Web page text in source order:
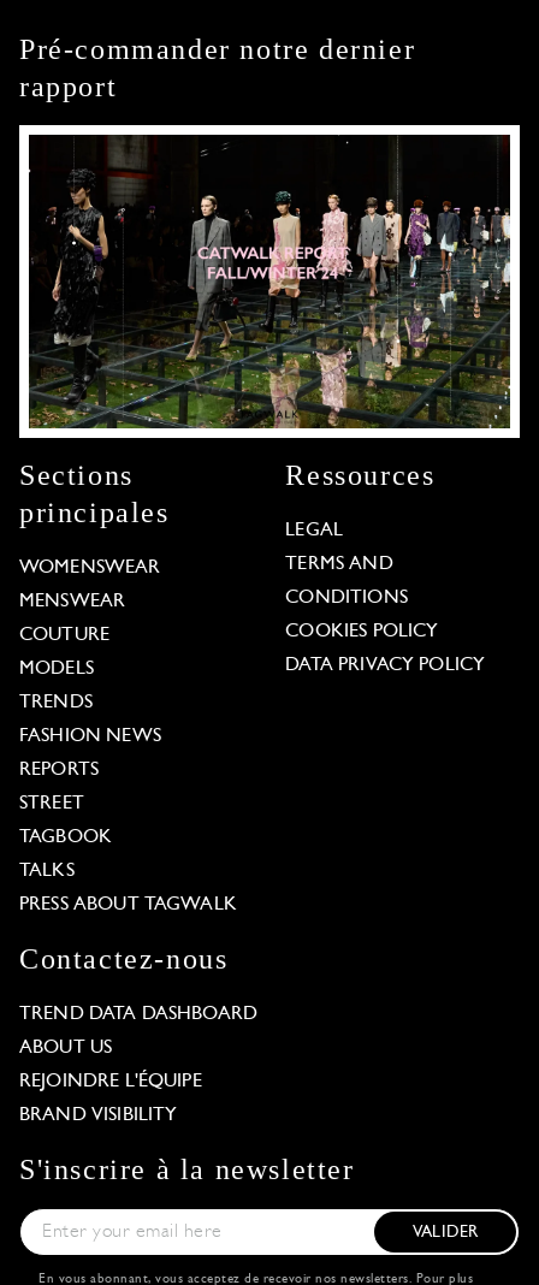
Pré-commander notre dernier
rapport
Sections
principales
WOMENSWEAR
MENSWEAR
COUTURE
MODELS
TRENDS
FASHION NEWS
REPORTS
STREET
TAGBOOK
TALKS
PRESS ABOUT TAGWALK
Ressources
LEGAL
TERMS AND
CONDITIONS
COOKIES POLICY
DATA PRIVACY POLICY
Contactez-nous
TREND DATA DASHBOARD
ABOUT US
REJOINDRE L'ÉQUIPE
BRAND VISIBILITY
S'inscrire à la newsletter
VALIDER
En vous abonnant, vous acceptez de recevoir nos newsletters. Pour plus